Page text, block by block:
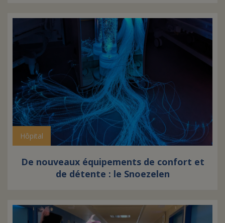
Hôpital
De nouveaux équipements de confort et
de détente : le Snoezelen